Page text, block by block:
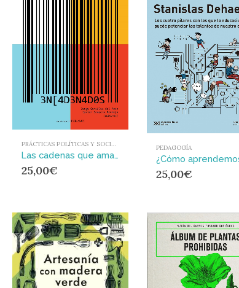
PRÁCTICAS POLÍTICAS Y SOCIALES
Las cadenas que amamos : Una panorámica sobre el retroceso de Occidente a todos los niveles
25,00€
PEDAGOGÍA
25,00€